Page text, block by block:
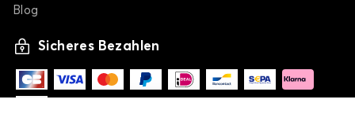
Blog
Sicheres Bezahlen